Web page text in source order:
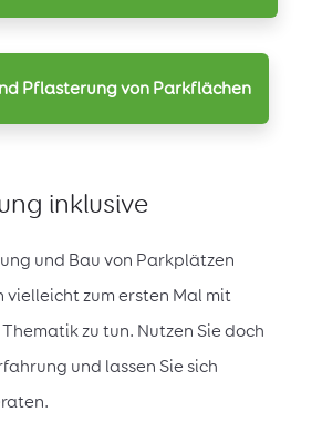
Pflasterung von Parkflächen
inklusive
und Bau von Parkplätzen
vielleicht zum ersten Mal mit
zu tun. Nutzen Sie doch
und lassen Sie sich